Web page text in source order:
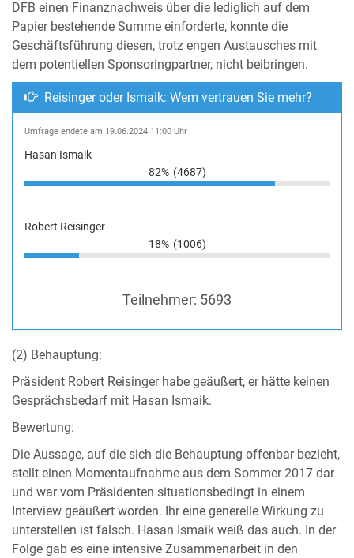
DFB einen Finanznachweis über die lediglich auf dem
Papier bestehende Summe einforderte, konnte die
Geschäftsführung diesen, trotz engen Austausches mit
dem potentiellen Sponsoringpartner, nicht beibringen.
Reisinger oder Ismaik: Wem vertrauen Sie mehr?
Umfrage endete am 19.06.2024 11:00 Uhr
Hasan Ismaik
82% (4687)
Robert Reisinger
18% (1006)
Teilnehmer: 5693
(2) Behauptung:
Präsident Robert Reisinger habe geäußert, er hätte keinen
Gesprächsbedarf mit Hasan Ismaik.
Bewertung:
Die Aussage, auf die sich die Behauptung offenbar bezieht,
stellt einen Momentaufnahme aus dem Sommer 2017 dar
und war vom Präsidenten situationsbedingt in einem
Interview geäußert worden. Ihr eine generelle Wirkung zu
unterstellen ist falsch. Hasan Ismaik weiß das auch. In der
Folge gab es eine intensive Zusammenarbeit in den